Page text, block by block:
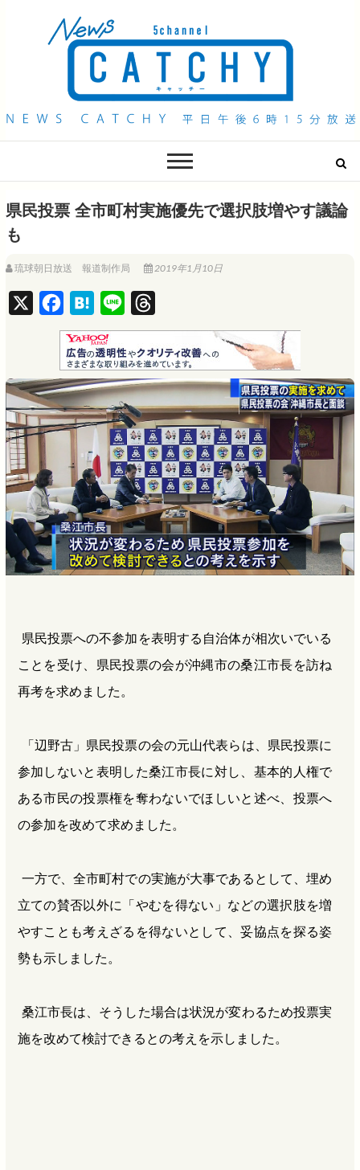
QAB NEWS Headline
県民投票 全市町村実施優先で選択肢増やす議論
も
琉球朝日放送 報道制作局 2019年1月10日
a
c
e
b
o
k
H
a
t
e
n
a
i
n
e
h
r
e
a
d
s
県民投票への不参加を表明する自治体が相次いでいる
ことを受け、県民投票の会が沖縄市の桑江市長を訪ね
再考を求めました。
「辺野古」県民投票の会の元山代表らは、県民投票に
参加しないと表明した桑江市長に対し、基本的人権で
ある市民の投票権を奪わないでほしいと述べ、投票へ
の参加を改めて求めました。
一方で、全市町村での実施が大事であるとして、埋め
立ての賛否以外に「やむを得ない」などの選択肢を増
やすことも考えざるを得ないとして、妥協点を探る姿
勢も示しました。
桑江市長は、そうした場合は状況が変わるため投票実
施を改めて検討できるとの考えを示しました。